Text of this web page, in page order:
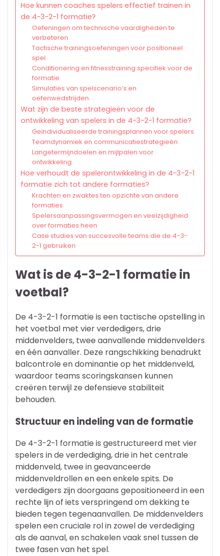
Hoe kunnen coaches spelers effectief trainen in
de 4-3-2-1 formatie?
Oefeningen om technische vaardigheden te
verbeteren
Tactische trainingsoefeningen voor positioneel
spel
Conditionering en fitnesstraining specifiek voor de
formatie
Simulaties van spelscenario’s en
oefenwedstrijden
Wat zijn de beste strategieën voor de
ontwikkeling van spelers in de 4-3-2-1 formatie?
Geïndividualiseerde trainingsplannen voor spelers
Teamdynamiek en communicatiestrategieën
Langetermijndoelen en mijlpalen voor
ontwikkeling
Hoe verhoudt de spelerontwikkeling in de 4-3-2-1
formatie zich tot andere formaties?
Krachten en zwaktes ten opzichte van andere
formaties
Spelersaanpassingsvermogen en veelzijdigheid
over formaties heen
Case studies van succesvolle teams die de 4-3-
2-1 gebruiken
Wat is de 4-3-2-1 formatie in
voetbal?
De 4-3-2-1 formatie is een tactische opstelling in
het voetbal met vier verdedigers, drie
middenvelders, twee aanvallende middenvelders
en één aanvaller. Deze rangschikking benadrukt
balcontrole en dominantie op het middenveld,
waardoor teams scoringskansen kunnen
creëren terwijl ze defensieve stabiliteit
behouden.
Structuur en indeling van de formatie
De 4-3-2-1 formatie is gestructureerd met vier
spelers in de verdediging, drie in het centrale
middenveld, twee in geavanceerde
middenveldrollen en een enkele spits. De
verdedigers zijn doorgaans gepositioneerd in een
rechte lijn of iets verspringend om dekking te
bieden tegen tegenaanvallen. De middenvelders
spelen een cruciale rol in zowel de verdediging
als de aanval, en schakelen vaak snel tussen de
twee fasen van het spel.